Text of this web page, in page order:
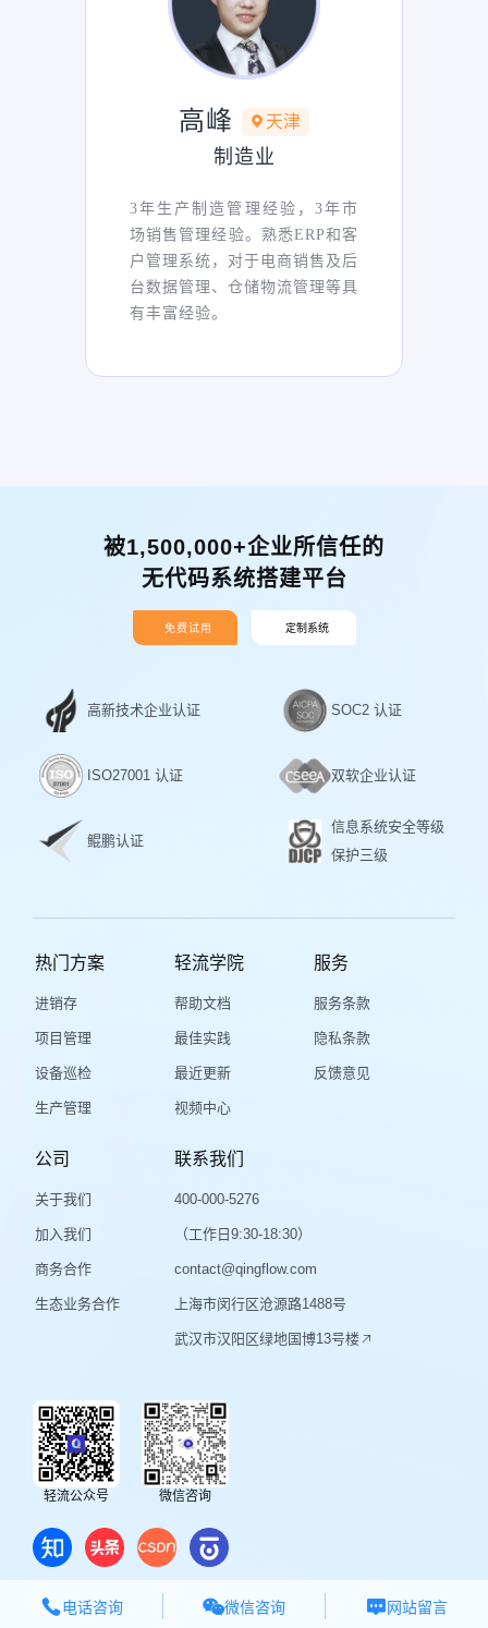
高峰 天津
制造业
3年生产制造管理经验，3年市
场销售管理经验。熟悉ERP和客
户管理系统，对于电商销售及后
台数据管理、仓储物流管理等具
有丰富经验。
被1,500,000+企业所信任的
无代码系统搭建平台
免费试用 定制系统
高新技术企业认证 SOC2 认证
ISO27001 认证 双软企业认证
鲲鹏认证
信息系统安全等级
保护三级
热门方案
进销存
项目管理
设备巡检
生产管理
轻流学院
帮助文档
最佳实践
最近更新
视频中心
服务
服务条款
隐私条款
反馈意见
公司
关于我们
加入我们
商务合作
生态业务合作
联系我们
400-000-5276
（工作日9:30-18:30）
contact@qingflow.com
上海市闵行区沧源路1488号
武汉市汉阳区绿地国博13号楼
轻流公众号 微信咨询
电话咨询 微信咨询  网站留言